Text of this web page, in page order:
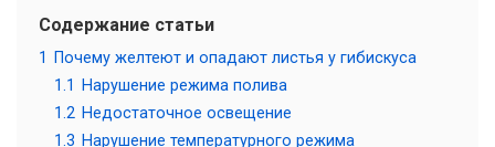
Содержание статьи
1 Почему желтеют и опадают листья у гибискуса
1.1 Нарушение режима полива
1.2 Недостаточное освещение
1.3 Нарушение температурного режима